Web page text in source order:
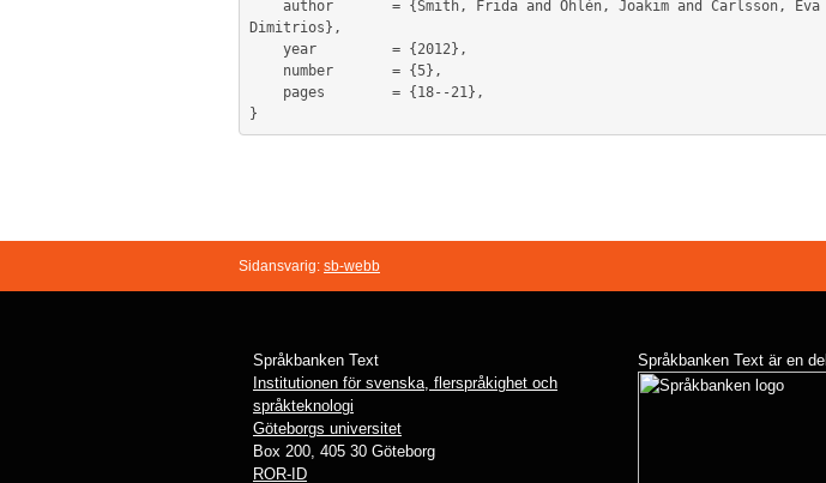
Dimitrios},
Sidansvarig: sb-webb
Språkbanken Text
Institutionen för svenska, flerspråkighet och
språkteknologi
Göteborgs universitet
Box 200, 405 30 Göteborg
ROR-ID
Språkbanken Text är en